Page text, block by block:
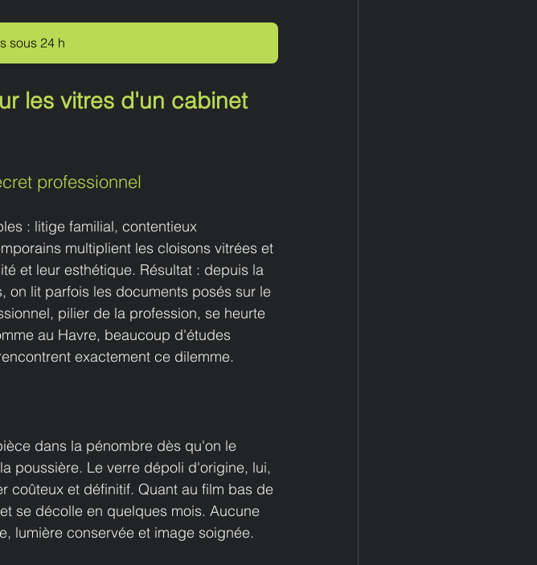
sous 24 h
les vitres d'un cabinet
professionnel
: litige familial, contentieux
multiplient les cloisons vitrées et
et leur esthétique. Résultat : depuis la
on lit parfois les documents posés sur le
pilier de la profession, se heurte
au Havre, beaucoup d'études
exactement ce dilemme.
dans la pénombre dès qu'on le
poussière. Le verre dépoli d'origine, lui,
et définitif. Quant au film bas de
se décolle en quelques mois. Aucune
lumière conservée et image soignée.